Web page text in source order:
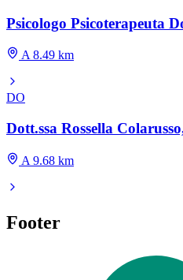
Psicologo Psicoterapeuta
A 8.49 km
DO
Dott.ssa Rossella
A 9.68 km
Footer